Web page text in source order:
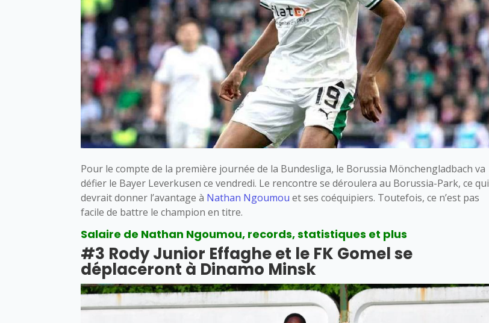
Pour le compte de la première journée de la Bundesliga, le Borussia Mönchengladbach va
défier le Bayer Leverkusen ce vendredi. Le rencontre se déroulera au Borussia-Park, ce qui
devrait donner l’avantage à Nathan Ngoumou et ses coéquipiers. Toutefois, ce n’est pas
facile de battre le champion en titre.
Salaire de Nathan Ngoumou, records, statistiques et plus
#3 Rody Junior Effaghe et le FK Gomel se
déplaceront à Dinamo Minsk